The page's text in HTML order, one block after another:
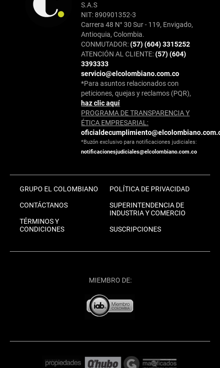
S.A.S
NIT: 890901352-3
Carrera 48 N° 30 Sur - 119, Envigado,
Antioquia, Colombia.
CONMUTADOR:(57) (604) 3315252
ATENCIÓN AL CLIENTE:(57) (604)
3393333
servicio@elcolombiano.com.co
*Para asuntos relacionados con
peticiones, quejas y reclamos (PQR),
haz clic aquí
PROGRAMA DE TRANSPARENCIA Y
ÉTICA EMPRESARIAL:
*Buzón exclusivo para notificaciones judiciales:
notificacionesjudiciales@elcolombiano.com.co
GRUPO EL COLOMBIANO
CONTÁCTANOS
TÉRMINOS Y
CONDICIONES
POLÍTICA DE PRIVACIDAD
SUPERINTENDENCIA DE
INDUSTRIA Y COMERCIO
SUSCRIPCIONES
MIEMBRO DE: